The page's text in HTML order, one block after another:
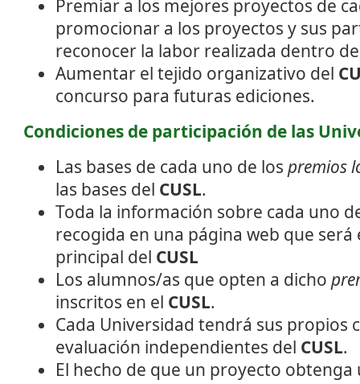
Premiar a los mejores proyectos de
promocionar a los proyectos y sus
reconocer la labor realizada dentro
Aumentar el tejido organizativo del
concurso para futuras ediciones.
Condiciones de participación de las
Las bases de cada uno de los premios
las bases del CUSL.
Toda la información sobre cada uno
recogida en una página web que será
principal del CUSL
Los alumnos/as que opten a dicho
inscritos en el CUSL.
Cada Universidad tendrá sus propios
evaluación independientes del CUSL.
El hecho de que un proyecto